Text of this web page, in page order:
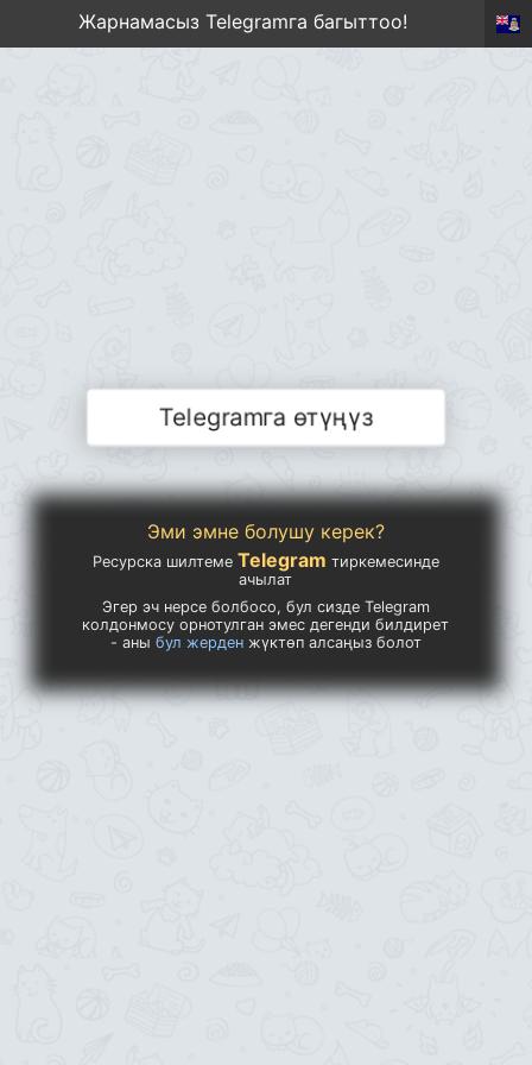
Жарнамасыз Telegramга багыттоо!
Telegramга өтүңүз
Эми эмне болушу керек?
Ресурска шилтеме Telegram тиркемесинде
ачылат
Эгер эч нерсе болбосо, бул сизде Telegram
колдонмосу орнотулган эмес дегенди билдирет
- аны бул жерденжүктөп алсаңыз болот